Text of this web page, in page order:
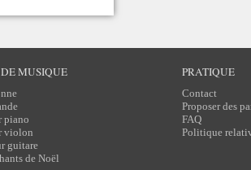
MUSIQUE
piano
violon
guitare
de Noël
PRATIQUE
Contact
Proposer des
FAQ
Politique